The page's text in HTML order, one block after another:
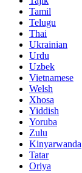
Tamil
Telugu
Thai
Ukrainian
Urdu
Uzbek
Vietnamese
Welsh
Xhosa
Yiddish
Yoruba
Zulu
Kinyarwanda
Tatar
Oriya